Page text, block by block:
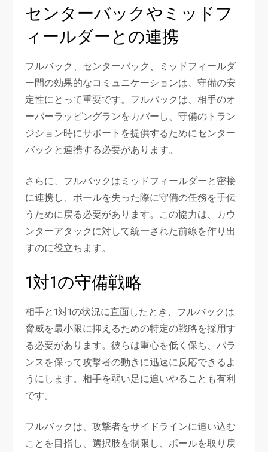
センターバックやミッドフ
ィールダーとの連携
フルバック、センターバック、ミッドフィールダ
ー間の効果的なコミュニケーションは、守備の安
定性にとって重要です。フルバックは、相手のオ
ーバーラッピングランをカバーし、守備のトラン
ジション時にサポートを提供するためにセンター
バックと連携する必要があります。
さらに、フルバックはミッドフィールダーと密接
に連携し、ボールを失った際に守備の任務を手伝
うために戻る必要があります。この協力は、カウ
ンターアタックに対して統一された前線を作り出
すのに役立ちます。
1対1の守備戦略
相手と1対1の状況に直面したとき、フルバックは
脅威を最小限に抑えるための特定の戦略を採用す
る必要があります。彼らは重心を低く保ち、バラ
ンスを保って攻撃者の動きに迅速に反応できるよ
うにします。相手を弱い足に追いやることも有利
です。
フルバックは、攻撃者をサイドラインに追い込む
ことを目指し、選択肢を制限し、ボールを取り戻